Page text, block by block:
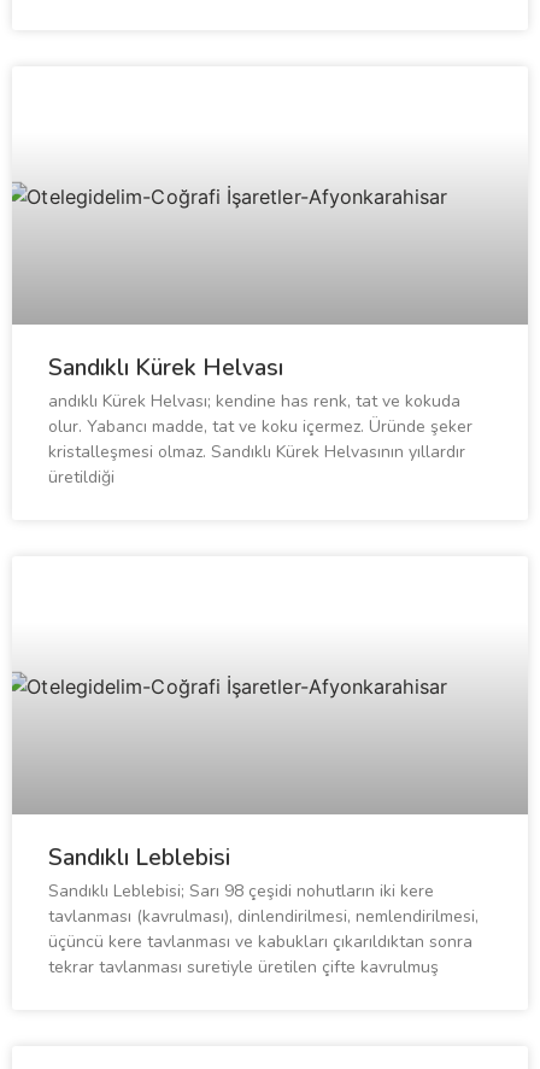
Sandıklı Kürek Helvası
andıklı Kürek Helvası; kendine has renk, tat ve kokuda
olur. Yabancı madde, tat ve koku içermez. Üründe şeker
kristalleşmesi olmaz. Sandıklı Kürek Helvasının yıllardır
üretildiği
Sandıklı Leblebisi
Sandıklı Leblebisi; Sarı 98 çeşidi nohutların iki kere
tavlanması (kavrulması), dinlendirilmesi, nemlendirilmesi,
üçüncü kere tavlanması ve kabukları çıkarıldıktan sonra
tekrar tavlanması suretiyle üretilen çifte kavrulmuş